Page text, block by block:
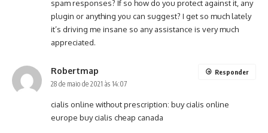
spam responses? If so how do you protect against it, any
plugin or anything you can suggest? I get so much lately
it’s driving me insane so any assistance is very much
appreciated.
Robertmap
28 de maio de 2021 às 14:07
cialis online without prescription: buy cialis online
europe buy cialis cheap canada
Responder